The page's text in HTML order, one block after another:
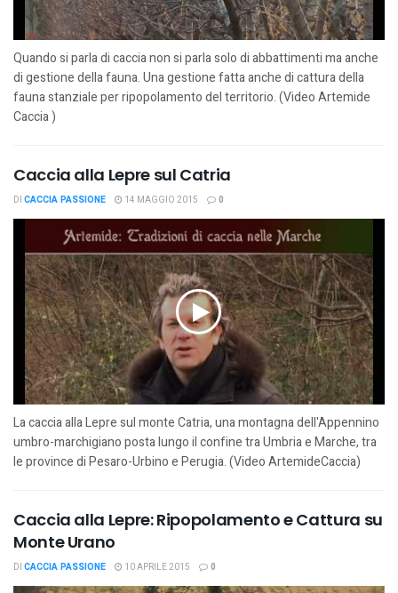
Quando si parla di caccia non si parla solo di abbattimenti ma anche
di gestione della fauna. Una gestione fatta anche di cattura della
fauna stanziale per ripopolamento del territorio. (Video Artemide
Caccia )
Caccia alla Lepre sul Catria
DI CACCIA PASSIONE 14 MAGGIO 2015 0
La caccia alla Lepre sul monte Catria, una montagna dell'Appennino
umbro-marchigiano posta lungo il confine tra Umbria e Marche, tra
le province di Pesaro-Urbino e Perugia. (Video ArtemideCaccia)
Caccia alla Lepre: Ripopolamento e Cattura su
Monte Urano
DI CACCIA PASSIONE 10 APRILE 2015 0